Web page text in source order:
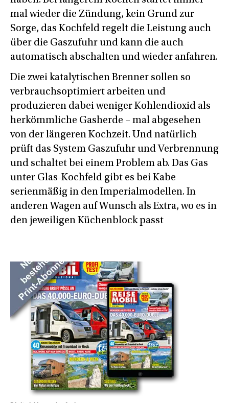
mal wieder die Zündung, kein Grund zur
Sorge, das Kochfeld regelt die Leistung auch
über die Gaszufuhr und kann die auch
automatisch abschalten und wieder anfahren.
Die zwei katalytischen Brenner sollen so
verbrauchsoptimiert arbeiten und
produzieren dabei weniger Kohlendioxid als
herkömmliche Gasherde – mal abgesehen
von der längeren Kochzeit. Und natürlich
prüft das System Gaszufuhr und Verbrennung
und schaltet bei einem Problem ab. Das Gas
unter Glas-Kochfeld gibt es bei Kabe
serienmäßig in den Imperialmodellen. In
anderen Wagen auf Wunsch als Extra, wo es in
den jeweiligen Küchenblock passt